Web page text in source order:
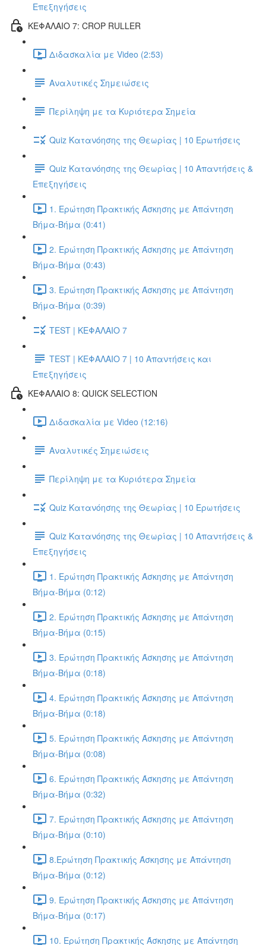
Επεξηγήσεις
ΚΕΦΑΛΑΙΟ 7: CROP RULLER
Διδασκαλία με Video (2:53)
Αναλυτικές Σημειώσεις
Περίληψη με τα Κυριότερα Σημεία
Quiz Κατανόησης της Θεωρίας | 10 Ερωτήσεις
Quiz Κατανόησης της Θεωρίας | 10 Απαντήσεις &
Επεξηγήσεις
1. Ερώτηση Πρακτικής Άσκησης με Απάντηση
Βήμα-Βήμα (0:41)
2. Ερώτηση Πρακτικής Άσκησης με Απάντηση
Βήμα-Βήμα (0:43)
3. Ερώτηση Πρακτικής Άσκησης με Απάντηση
Βήμα-Βήμα (0:39)
TEST | ΚΕΦΑΛΑΙΟ 7
TEST | ΚΕΦΑΛΑΙΟ 7 | 10 Απαντήσεις και
Επεξηγήσεις
ΚΕΦΑΛΑΙΟ 8: QUICK SELECTION
Διδασκαλία με Video (12:16)
Αναλυτικές Σημειώσεις
Περίληψη με τα Κυριότερα Σημεία
Quiz Κατανόησης της Θεωρίας | 10 Ερωτήσεις
Quiz Κατανόησης της Θεωρίας | 10 Απαντήσεις &
Επεξηγήσεις
1. Ερώτηση Πρακτικής Άσκησης με Απάντηση
Βήμα-Βήμα (0:12)
2. Ερώτηση Πρακτικής Άσκησης με Απάντηση
Βήμα-Βήμα (0:15)
3. Ερώτηση Πρακτικής Άσκησης με Απάντηση
Βήμα-Βήμα (0:18)
4. Ερώτηση Πρακτικής Άσκησης με Απάντηση
Βήμα-Βήμα (0:18)
5. Ερώτηση Πρακτικής Άσκησης με Απάντηση
Βήμα-Βήμα (0:08)
6. Ερώτηση Πρακτικής Άσκησης με Απάντηση
Βήμα-Βήμα (0:32)
7. Ερώτηση Πρακτικής Άσκησης με Απάντηση
Βήμα-Βήμα (0:10)
8.Ερώτηση Πρακτικής Άσκησης με Απάντηση
Βήμα-Βήμα (0:12)
9. Ερώτηση Πρακτικής Άσκησης με Απάντηση
Βήμα-Βήμα (0:17)
10. Ερώτηση Πρακτικής Άσκησης με Απάντηση